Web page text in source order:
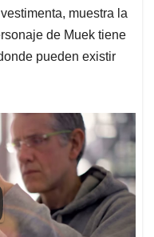
muestra la
de Muek tiene
pueden existir